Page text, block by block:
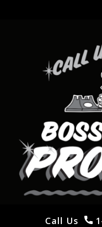
Call Us